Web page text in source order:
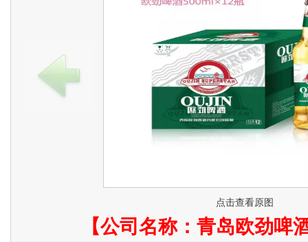
点击查看原图
【公司名称： 青岛欧劲啤